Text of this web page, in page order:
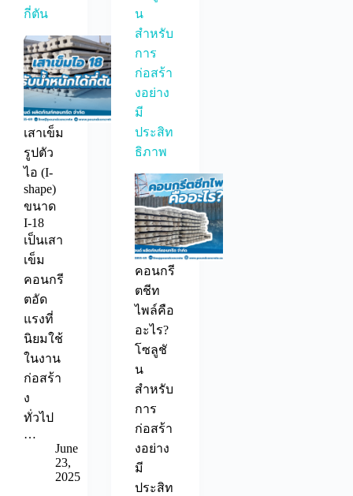
กี่ตัน
เสาเข็ม
รูปตัว
ไอ (I-
shape)
ขนาด
I-18
เป็นเสา
เข็ม
คอนกรี
ตอัด
แรงที่
นิยมใช้
ในงาน
ก่อสร้า
ง
ทั่วไป
…
June
23,
2025
น
สำหรับ
การ
ก่อสร้า
งอย่าง
มี
ประสิท
ธิภาพ
คอนกรี
ตชีท
ไพล์คือ
อะไร?
โซลูชั
น
สำหรับ
การ
ก่อสร้า
งอย่าง
มี
ประสิท